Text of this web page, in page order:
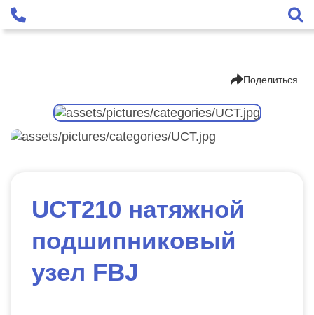
Поделиться
UCT210 натяжной
подшипниковый
узел FBJ